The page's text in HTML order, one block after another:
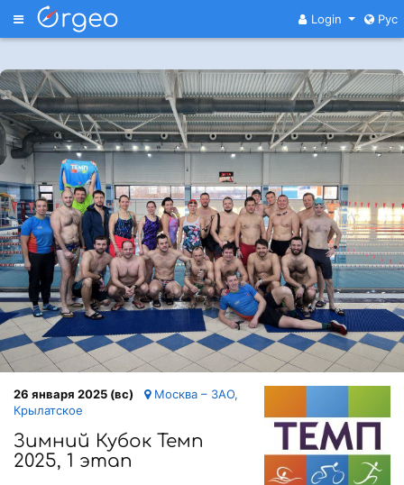
Меню Login Рус
26 января 2025 (вс)
Москва – ЗАО,
Крылатское
Зимний Кубок Темп
2025, 1 этап